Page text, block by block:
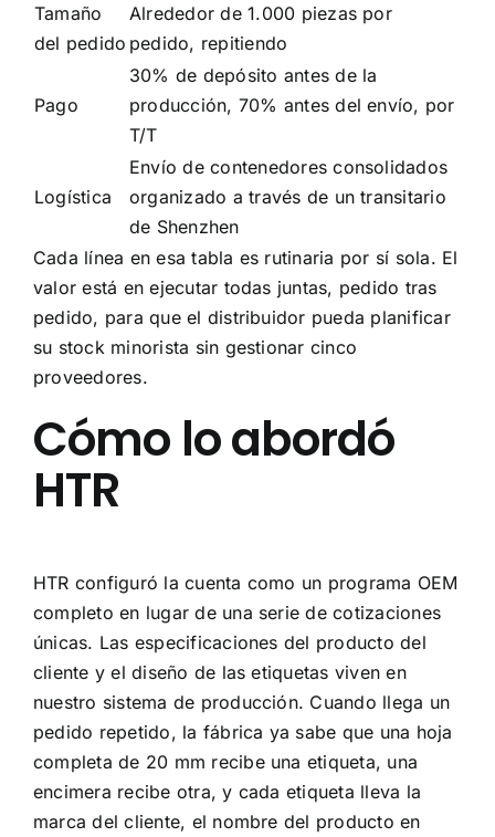
Tamaño
del pedido
Alrededor de 1.000 piezas por
pedido, repitiendo
Pago
30% de depósito antes de la
producción, 70% antes del envío, por
T/T
Logística
Envío de contenedores consolidados
organizado a través de un transitario
de Shenzhen
Cada línea en esa tabla es rutinaria por sí sola. El
valor está en ejecutar todas juntas, pedido tras
pedido, para que el distribuidor pueda planificar
su stock minorista sin gestionar cinco
proveedores.
Cómo lo abordó
HTR
HTR configuró la cuenta como un programa OEM
completo en lugar de una serie de cotizaciones
únicas. Las especificaciones del producto del
cliente y el diseño de las etiquetas viven en
nuestro sistema de producción. Cuando llega un
pedido repetido, la fábrica ya sabe que una hoja
completa de 20 mm recibe una etiqueta, una
encimera recibe otra, y cada etiqueta lleva la
marca del cliente, el nombre del producto en